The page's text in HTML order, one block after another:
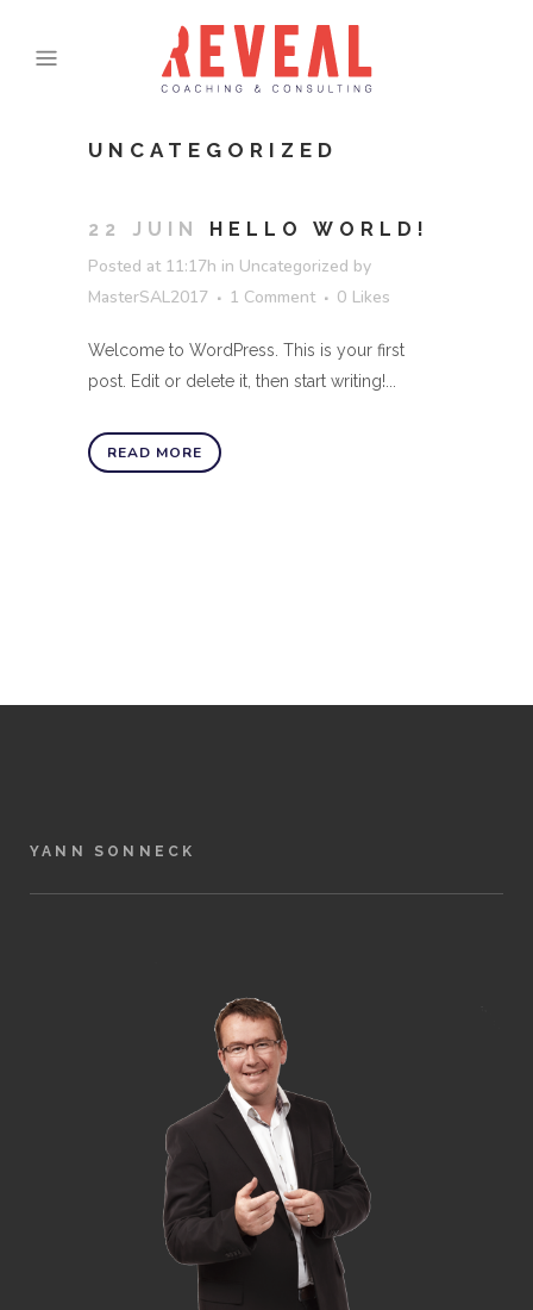
UNCATEGORIZED
22 JUIN
HELLO WORLD!
Posted at 11:17h in Uncategorized by
MasterSAL2017
1 Comment 0 Likes
Welcome to WordPress. This is your first
post. Edit or delete it, then start writing!...
READ MORE
YANN SONNECK